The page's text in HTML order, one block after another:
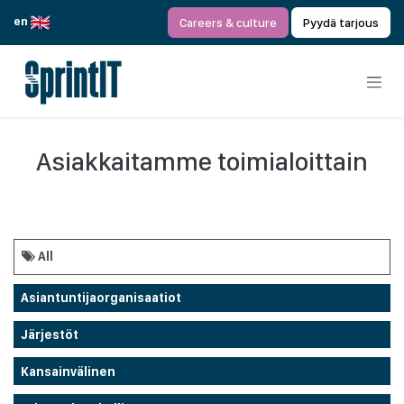
en
Careers & culture Pyydä tarjous
Asiakkaitamme toimialoittain
All
Asiantuntijaorganisaatiot
Järjestöt
Kansainvälinen